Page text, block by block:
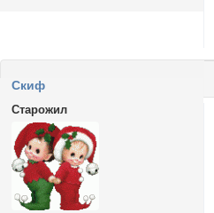
Cкиф
Старожил